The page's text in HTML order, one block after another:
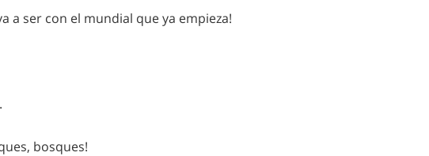
a ser con el mundial que ya empieza!
bosques!